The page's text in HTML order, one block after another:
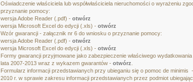
Oświadczenie właściciela lub współwłaściciela nieruchomości o wyrażeniu
przyznanie pomocy:
wersja Adobe Reader (.pdf) - otwórz
wersja Microsoft Excel do edycji (.xls) - otwórz
Wzór gwarancji - załącznik nr 6 do wniosku o przyznanie pomocy:
wersja Adobe Reader (.pdf) - otwórz
wersja Microsoft Excel do edycji (.xls) - otwórz
Formy gwarancji przyjmowane jako zabezpieczenie właściwego
lata 2007-2013 wraz z wykazem gwarantów - otwórz
Formularz informacji przedstawianych przy ubieganiu się o pomoc de
2010 r. w sprawie zakresu informacji przedstawianych przez podmiot